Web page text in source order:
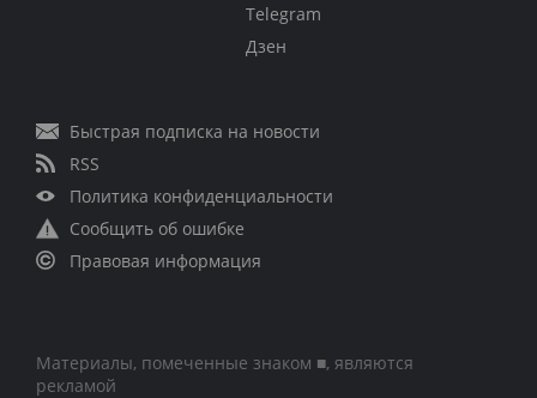
Telegram
Дзен
Быстрая подписка на новости
RSS
Политика конфиденциальности
Сообщить об ошибке
Правовая информация
Материалы, помеченные знаком ■, являются
рекламой